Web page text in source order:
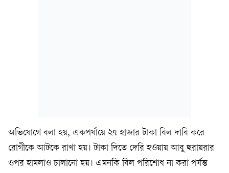
অভিযোগে বলা হয়, একপর্যায়ে ২৭ হাজার টাকা বিল দাবি করে
রোগীকে আটকে রাখা হয়। টাকা দিতে দেরি হওয়ায় আবু হুরায়রার
ওপর হামলাও চালানো হয়। এমনকি বিল পরিশোধ না করা পর্যন্ত